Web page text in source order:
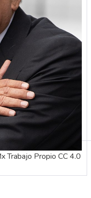
Trabajo Propio CC 4.0